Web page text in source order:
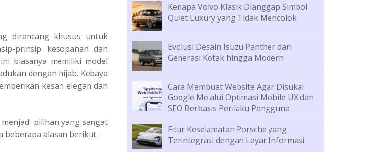
dirancang khusus untuk
prinsip kesopanan dan
biasanya memiliki model
dengan hijab. Kebaya
kesan elegan dan
menjadi pilihan yang sangat
beberapa alasan berikut :
Kenapa Volvo Klasik Dianggap Simbol
Quiet Luxury yang Tidak Mencolok
Evolusi Desain Isuzu Panther dari
Generasi Kotak hingga Modern
Cara Membuat Website Agar Disukai
Google Melalui Optimasi Mobile UX dan
SEO Berbasis Perilaku Pengguna
Fitur Keselamatan Porsche yang
Terintegrasi dengan Layar Informasi